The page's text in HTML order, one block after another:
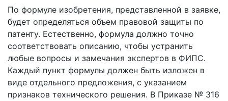
По формуле изобретения, представленной в заявке,
будет определяться объем правовой защиты по
патенту. Естественно, формула должно точно
соответствовать описанию, чтобы устранить
любые вопросы и замечания экспертов в ФИПС.
Каждый пункт формулы должен быть изложен в
виде отдельного предложения, с указанием
признаков технического решения. В Приказе № 316